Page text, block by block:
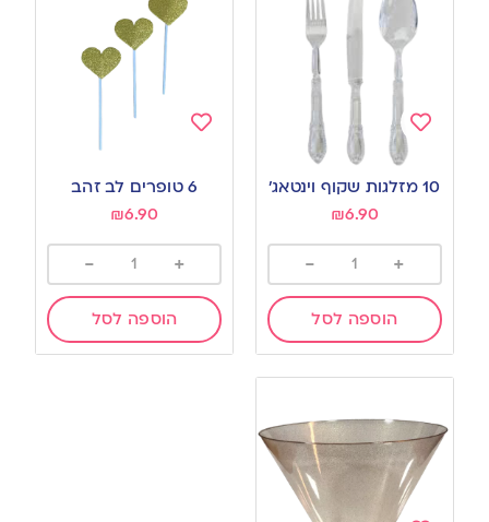
Add
to10 מזלגות שקוף וינטאג’
₪6.90
+
-
הוספה לסל
to6 טופרים לב זהב
₪6.90
+
-
הוספה לסל